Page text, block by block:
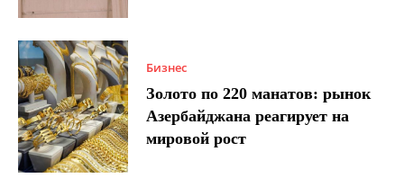
Бизнес
Золото по 220 манатов: рынок
Азербайджана реагирует на
мировой рост